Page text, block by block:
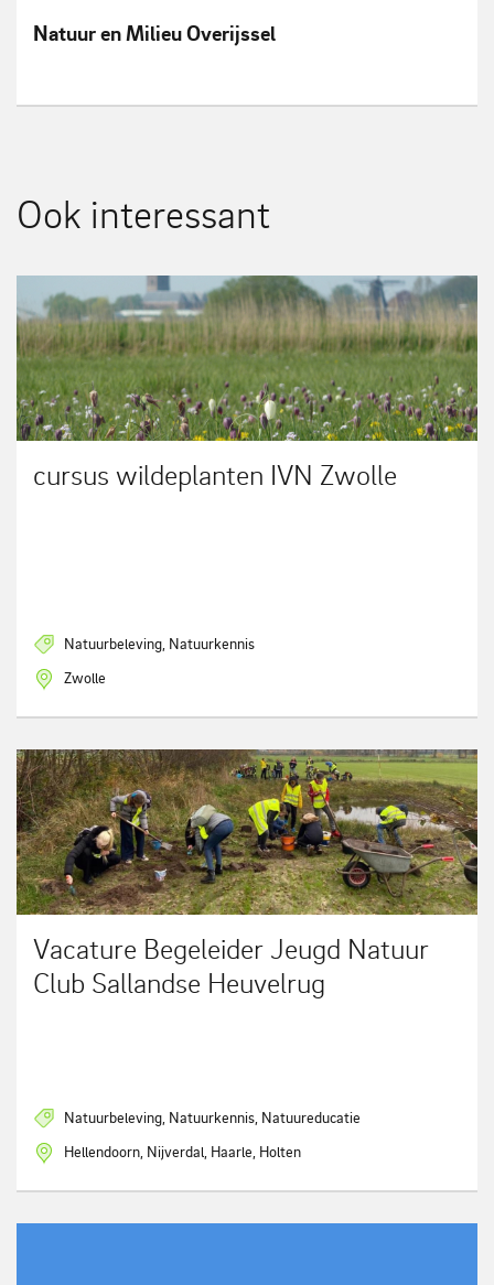
Natuur en Milieu Overijssel
Ook interessant
cursus wildeplanten IVN Zwolle
Natuurbeleving, Natuurkennis
Zwolle
Vacature Begeleider Jeugd Natuur
Club Sallandse Heuvelrug
Natuurbeleving, Natuurkennis, Natuureducatie
Hellendoorn, Nijverdal, Haarle, Holten